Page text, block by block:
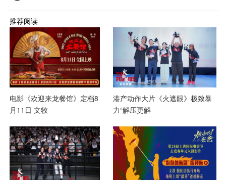
推荐阅读
电影《欢迎来龙餐馆》定档8
月11日 文牧
港产动作大片《火遮眼》极致暴
力“解压更解